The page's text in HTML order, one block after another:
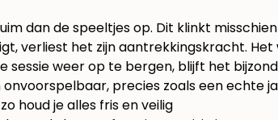
dan de speeltjes op. Dit klinkt
verliest het zijn aantrekkingskracht.
sessie weer op te bergen, blijft het
precies zoals een echte
houd je alles fris en veilig